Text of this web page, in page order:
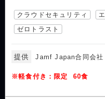
クラウドセキュリティ
ゼロトラスト
提供 Jamf Japan合同会社
※軽食付き：限定 60食